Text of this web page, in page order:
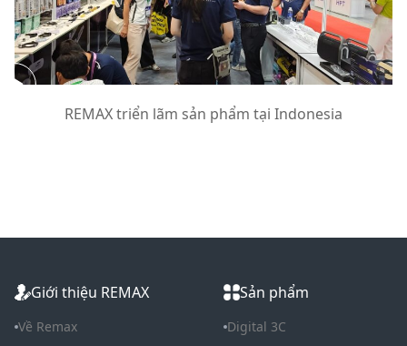
REMAX triển lãm sản phẩm tại Indonesia
Giới thiệu REMAX
Về Remax
Sản phẩm
Digital 3C